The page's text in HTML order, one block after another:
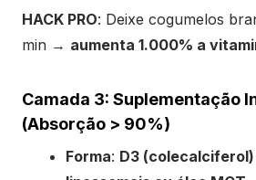
HACK PRO: Deixe cogumelos
min → aumenta 1.000% a
Camada 3: Suplementação
(Absorção > 90%)
Forma: D3